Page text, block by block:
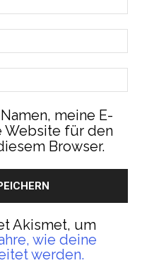
meine E-
Website für den
Browser.
Akismet, um
wie deine
werden.